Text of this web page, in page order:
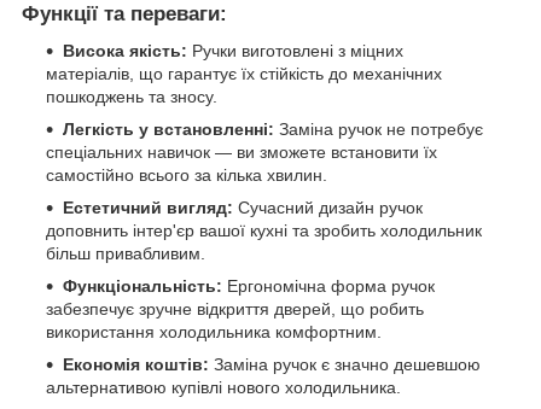
Функції та переваги:
Висока якість: Ручки виготовлені з міцних
матеріалів, що гарантує їх стійкість до механічних
пошкоджень та зносу.
Легкість у встановленні: Заміна ручок не потребує
спеціальних навичок — ви зможете встановити їх
самостійно всього за кілька хвилин.
Естетичний вигляд: Сучасний дизайн ручок
доповнить інтер'єр вашої кухні та зробить холодильник
більш привабливим.
Функціональність: Ергономічна форма ручок
забезпечує зручне відкриття дверей, що робить
використання холодильника комфортним.
Економія коштів: Заміна ручок є значно дешевшою
альтернативою купівлі нового холодильника.